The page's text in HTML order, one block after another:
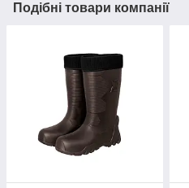
Подібні товари компанії